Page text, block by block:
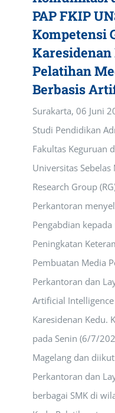
PAP FKIP
Kompetensi
Pelatihan
Berbasis
Surakarta, 06 Juni
Studi Pendidikan
Fakultas Keguruan
Universitas Sebelas
Research Group
Perkantoran
Pengabdian
Peningkatan
Pembuatan Media
Perkantoran dan
Artificial Intelligence
Karesidenan Kedu.
pada Senin (6/7/
Magelang dan
Perkantoran dan
berbagai SMK di